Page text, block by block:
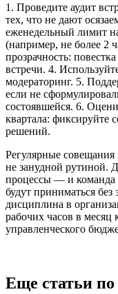
1. Проведите аудит
тех, что не дают
еженедельный лимит
(например, не более 2
прозрачность:
встречи. 4.
модераторинг. 5.
если не
состоявшейся. 6.
квартала: фиксируйте
решений.
Регулярные совещания
не занудной рутиной.
процессы — и команда
будут приниматься
дисциплина в
рабочих часов в
управленческого
Еще статьи по